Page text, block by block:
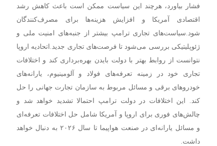
فشار بیاورد، هرچند این سیاست ممکن است باعث کاهش رشد
اقتصادی آمریکا و افزایش هزینه‌ها برای مصرف‌کنندگان
شود.سیاست‌های تجاری ترامپ بیشتر از جنبه‌های امنیت ملی و
ژئوپلیتیکی بررسی می‌شود تا فرصت‌های تجاری جدید.اتحادیه اروپا
نتوانست از روابط بهتر با دولت بایدن بهره‌برداری کند و اختلافات
تجاری خود در زمینه تعرفه‌های فولاد و آلومینیوم، یارانه‌های
خودروهای برقی و مسائل مربوط به سازمان تجارت جهانی را حل
کند. این اختلافات در دولت ترامپ احتمالا تشدید خواهد شد و
چالش‌های فوری برای اروپا و آمریکا شامل حل اختلافات تعرفه‌ای
و مسائل یارانه‌ای در صنعت هواپیما تا سال ۲۰۲۶ به دنبال خواهد
داشت.